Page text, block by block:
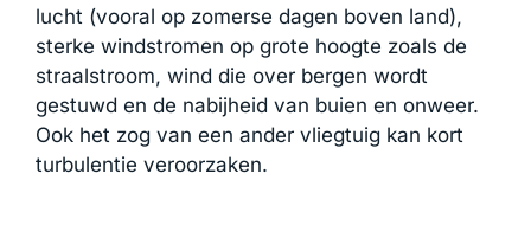
lucht (vooral op zomerse dagen boven land),
sterke windstromen op grote hoogte zoals de
straalstroom, wind die over bergen wordt
gestuwd en de nabijheid van buien en onweer.
Ook het zog van een ander vliegtuig kan kort
turbulentie veroorzaken.